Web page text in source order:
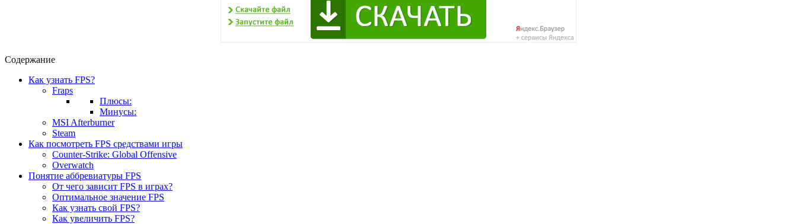
Содержание
Как узнать FPS?
Fraps
Плюсы:
Минусы:
MSI Afterburner
Steam
Как посмотреть FPS средствами игры
Counter-Strike: Global Offensive
Overwatch
Понятие аббревиатуры FPS
От чего зависит FPS в играх?
Оптимальное значение FPS
Как узнать свой FPS?
Как увеличить FPS?